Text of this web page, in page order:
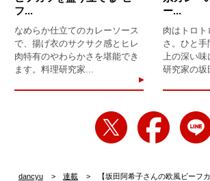
フ...
なめらか仕立てのカレーソース
で、揚げ衣のサクサク感とヒレ
肉特有のやわらかさを堪能でき
ます。料理研究家...
ー...
肉はトロ
さ。ひと
上の深い
研究家の坂
dancyu 連載 【坂田阿希子さんの欧風ビーフカ